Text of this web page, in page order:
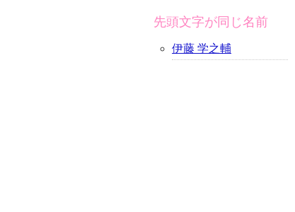
先頭文字が同じ名前
伊藤 学之輔